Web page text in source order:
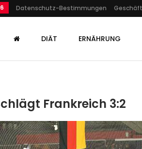
Datenschutz-Bestimmungen
DIÄT ERNÄHRUNG
Frankreich 3:2